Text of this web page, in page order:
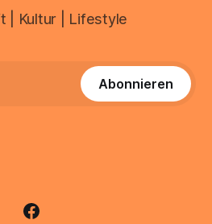
| Kultur | Lifestyle
Abonnieren